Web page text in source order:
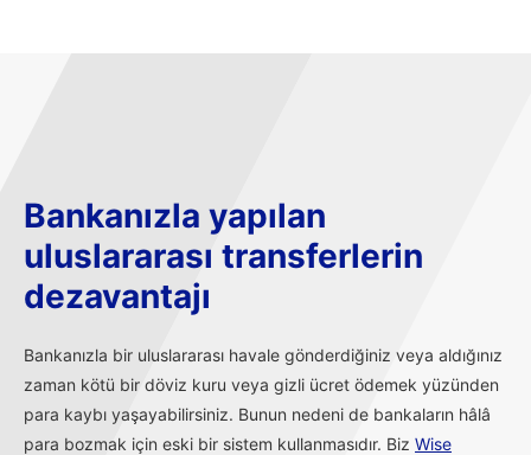
Bankanızla yapılan
uluslararası transferlerin
dezavantajı
Bankanızla bir uluslararası havale gönderdiğiniz veya aldığınız
zaman kötü bir döviz kuru veya gizli ücret ödemek yüzünden
para kaybı yaşayabilirsiniz. Bunun nedeni de bankaların hâlâ
para bozmak için eski bir sistem kullanmasıdır. Biz Wise